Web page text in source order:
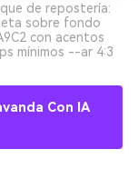
de repostería:
sobre fondo
con acentos
mínimos --ar 4:3
Con IA